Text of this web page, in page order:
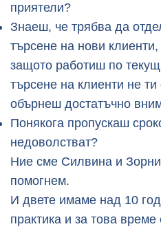
приятели?
Знаеш, че трябва да
търсене на нови
защото работиш по
търсене на клиенти не
обърнеш достатъчно
Понякога пропускаш
недоволстват?
Ние сме Силвина и
помогнем.
И двете имаме над 10
практика и за това